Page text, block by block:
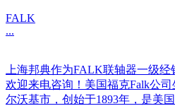
FALK
...
上海邦典作为FALK联轴器一级经
欢迎来电咨询！美国福克Falk公
尔沃基市，创始于1893年，是美